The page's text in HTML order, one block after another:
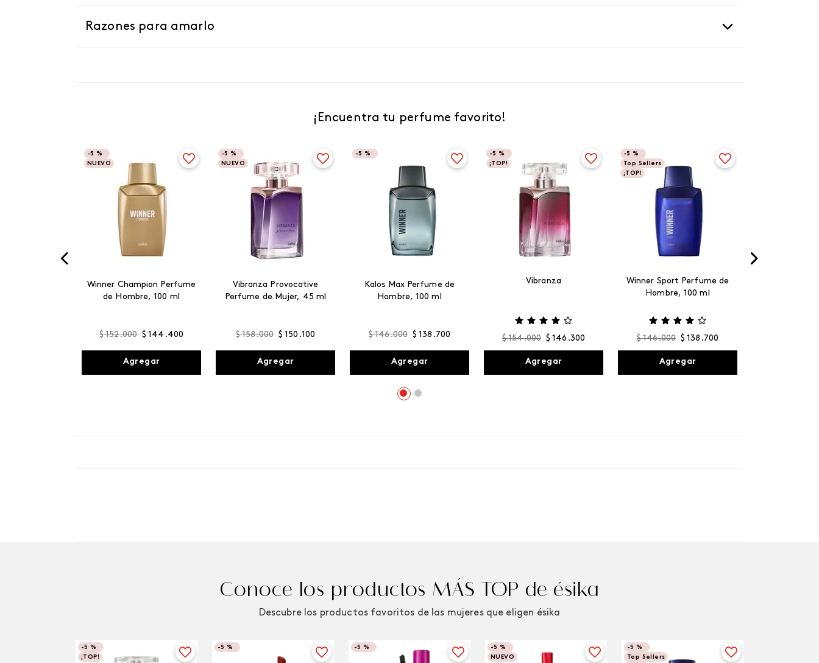
Razones para amarlo
¡Encuentra tu perfume favorito!
-5 %
NUEVO
Winner Champion Perfume
de Hombre, 100 ml
$ 152.000 $ 144 .400
Agregar
-5 %
NUEVO
Vibranza Provocative
Perfume de Mujer, 45 ml
$ 158.000 $ 150 .100
Agregar
-5 %
Kalos Max Perfume de
Hombre, 100 ml
$ 146.000 $ 138 .700
Agregar
-5 %
¡TOP!
Vibranza
$ 154.000 $ 146 .300
Agregar
-5 %
Top Sellers
¡TOP!
Winner Sport Perfume de
Hombre, 100 ml
$ 146.000 $ 138 .700
Agregar
Conoce los productos MÁS TOP de ésika
Descubre los productos favoritos de las mujeres que eligen ésika
-5 %
¡TOP!
-5 % -5 % -5 %
NUEVO
-5 %
Top Sellers